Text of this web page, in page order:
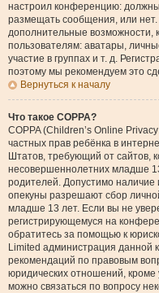
настроил конференцию:
размещать сообщения, или
дополнительные
пользователям: аватары,
участие в группах и т. д.
поэтому мы рекомендуем это
Вернуться к началу
Что такое COPPA?
COPPA (Children’s Online
частных прав ребёнка в
Штатов, требующий от сайтов,
несовершеннолетних младше
родителей. Допустимо наличие
опекуны разрешают сбор
младше 13 лет. Если вы не
регистрирующемуся на
обратитесь за помощью к
Limited администрация данной
рекомендаций по правовым
юридических отношений, кроме
можно связаться по вопросу